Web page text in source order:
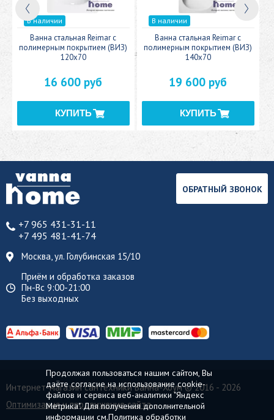
В наличии
Ванна стальная Reimar с
полимерным покрытием (ВИЗ)
120x70
16 600 руб
В наличии
Ванна стальная Reimar с
полимерным покрытием (ВИЗ)
140x70
19 600 руб
+7 965 431-31-11
+7 495 481-41-74
Москва, ул. Голубинская 15/10
Приём и обработка заказов
Пн-Вс 9:00-21:00
Без выходных
ОБРАТНЫЙ ЗВОНОК
Интернет-магазин сантехники Ванна-Хоум© 2016 - 2026
Оптимизация и продвижение сайта
Продолжая пользоваться нашим сайтом, Вы
даёте согласие на использование cookie-
файлов и сервиса веб-аналитики "Яндекс
Метрика". Для получения дополнительной
информации см.Политика обработки